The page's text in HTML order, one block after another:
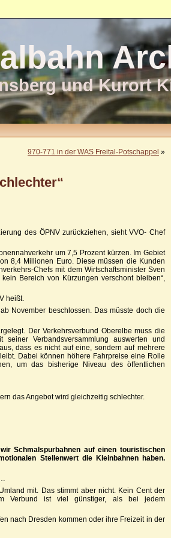
und Kurort
970-771 in der WAS Freital-Potschappel »
des ÖPNV zurückziehen, sieht VVO- Chef
um 7,5 Prozent kürzen. Im Gebiet
8,4 Millionen Euro. Diese müssen die Kunden
Chefs mit dem Wirtschaftsminister Sven
Bereich von Kürzungen verschont bleiben“,
heißt.
November beschlossen. Das müsste doch die
Der Verkehrsverbund Oberelbe muss die
Verbandsversammlung auswerten und
dass es nicht auf eine, sondern auf mehrere
Dabei können höhere Fahrpreise eine Rolle
um das bisherige Niveau des öffentlichen
das Angebot wird gleichzeitig schlechter.
Schmalspurbahnen auf einen touristischen
Stellenwert die Kleinbahnen haben.
mit. Das stimmt aber nicht. Kein Cent der
Verbund ist viel günstiger, als bei jedem
nach Dresden kommen oder ihre Freizeit in der